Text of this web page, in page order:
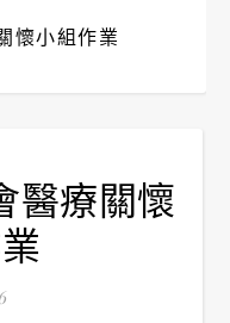
懷小組作業
醫療關懷